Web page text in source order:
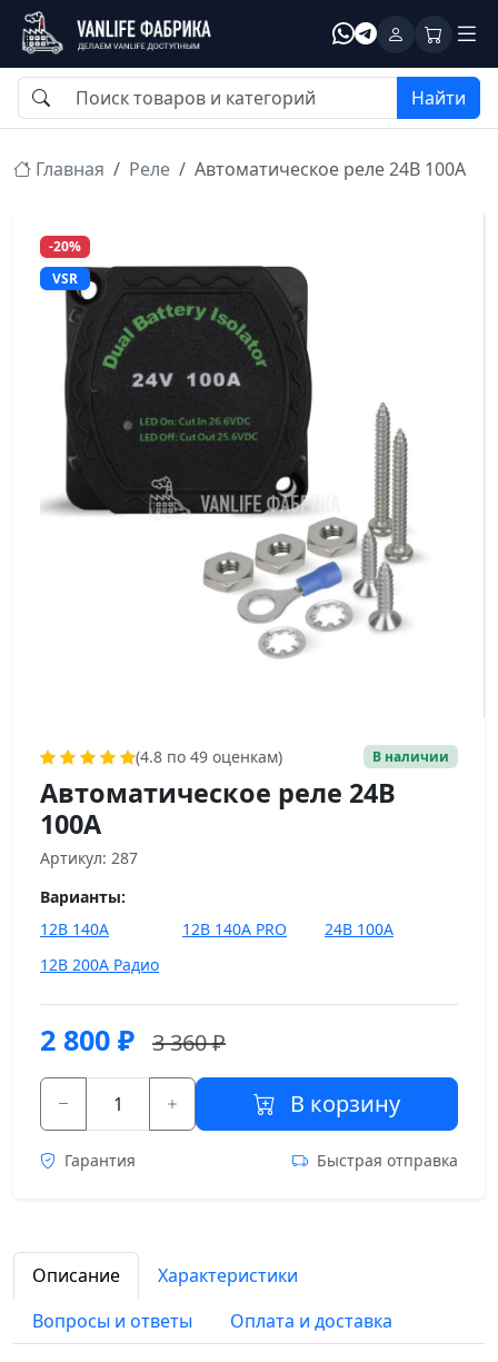
Найти
Главная Реле Автоматическое реле 24В 100А
-20%
VSR
(4.8 по 49 оценкам) В наличии
Автоматическое реле 24В
100А
Артикул: 287
Варианты:
12В 140А
12В 140А PRO
24В 100А
12В 200А Радио
2 800 ₽ 3 360 ₽
В корзину
Гарантия Быстрая отправка
Описание
Характеристики
Вопросы и ответы
Оплата и доставка